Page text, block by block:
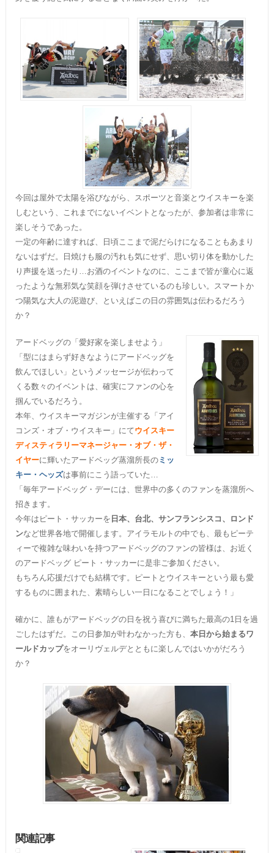
今回は屋外で太陽を浴びながら、スポーツと音楽とウイスキーを楽
しむという、これまでにないイベントとなったが、参加者は非常に
楽しそうであった。
一定の年齢に達すれば、日頃ここまで泥だらけになることもあまり
ないはずだ。日焼けも服の汚れも気にせず、思い切り体を動かした
り声援を送ったり…お酒のイベントなのに、ここまで皆が童心に返
ったような無邪気な笑顔を弾けさせているのも珍しい。スマートか
つ陽気な大人の泥遊び、といえばこの日の雰囲気は伝わるだろう
か？
アードベッグの「愛好家を楽しませよう」
「型にはまらず好きなようにアードベッグを
飲んでほしい」というメッセージが伝わって
くる数々のイベントは、確実にファンの心を
掴んでいるだろう。
本年、ウイスキーマガジンが主催する「アイ
コンズ・オブ・ウイスキー」にてウイスキー
ディスティラリーマネージャー・オブ・ザ・
イヤーに輝いたアードベッグ蒸溜所長のミッ
キー・ヘッズは事前にこう語っていた…
「毎年アードベッグ・デーには、世界中の多くのファンを蒸溜所へ
招きます。
今年はピート・サッカーを 日本、台北、サンフランシスコ、ロンド
ンなど世界各地で開催します。アイラモルトの中でも、最もピーテ
ィーで複雑な味わいを持つアードベッグのファンの皆様は、お近く
のアードベッグ ピート・サッカーに是非ご参加ください。
もちろん応援だけでも結構です。ピートとウイスキーという最も愛
するものに囲まれた、素晴らしい一日になることでしょう！」
確かに、誰もがアードベッグの日を祝う喜びに満ちた最高の1日を過
ごしたはずだ。この日参加が叶わなかった方も、 本日から始まるワ
ールドカップをオーリヴェルデとともに楽しんではいかがだろう
か？
関連記事